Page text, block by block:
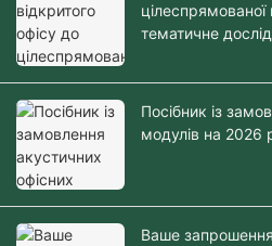
цілеспрямованої
тематичне
Посібник із
модулів на 2026
Ваше